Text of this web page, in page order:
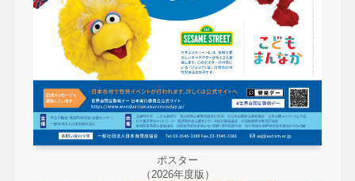
ポスター
（2026年度版）